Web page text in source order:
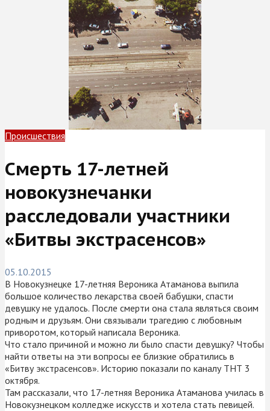
Происшествия
Смерть 17-летней
новокузнечанки
расследовали участники
«Битвы экстрасенсов»
05.10.2015
В Новокузнецке 17-летняя Вероника Атаманова выпила
большое количество лекарства своей бабушки, спасти
девушку не удалось. После смерти она стала являться своим
родным и друзьям. Они связывали трагедию с любовным
приворотом, который написала Вероника.
Что стало причиной и можно ли было спасти девушку? Чтобы
найти ответы на эти вопросы ее близкие обратились в
«Битву экстрасенсов». Историю показали по каналу ТНТ 3
октября.
Там рассказали, что 17-летняя Вероника Атаманова училась в
Новокузнецком колледже искусств и хотела стать певицей.